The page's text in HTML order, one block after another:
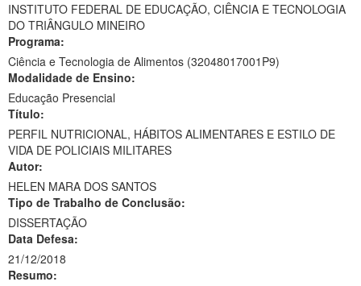
Ministério da Agricultura, Pecuária e Abastecimento
Ministério da Educação
Ministério da Cidadania
Ministério da Saúde
Ministério de Minas e Energia
Ministério do Meio Ambiente
Ministério do Turismo
Ministério do Desenvolvimento Regional
INSTITUTO FEDERAL DE EDUCAÇÃO, CIÊNCIA E TECNOLOGIA
DO TRIÂNGULO MINEIRO
Programa:
Ciência e Tecnologia de Alimentos (32048017001P9)
Modalidade de Ensino:
Educação Presencial
Título:
PERFIL NUTRICIONAL, HÁBITOS ALIMENTARES E ESTILO DE
VIDA DE POLICIAIS MILITARES
Autor:
HELEN MARA DOS SANTOS
Tipo de Trabalho de Conclusão:
DISSERTAÇÃO
Data Defesa:
21/12/2018
Resumo: